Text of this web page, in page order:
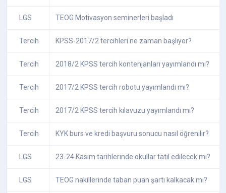
LGS TEOG Motivasyon seminerleri başladı
Tercih KPSS-2017/2 tercihleri ne zaman başlıyor?
Tercih 2018/2 KPSS tercih kontenjanları yayımlandı mı?
Tercih 2017/2 KPSS tercih robotu yayımlandı mı?
Tercih 2017/2 KPSS tercih kılavuzu yayımlandı mı?
Tercih KYK burs ve kredi başvuru sonucu nasıl öğrenilir?
LGS 23-24 Kasım tarihlerinde okullar tatil edilecek mi?
LGS TEOG nakillerinde taban puan şartı kalkacak mı?